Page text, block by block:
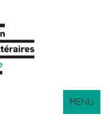
MENU